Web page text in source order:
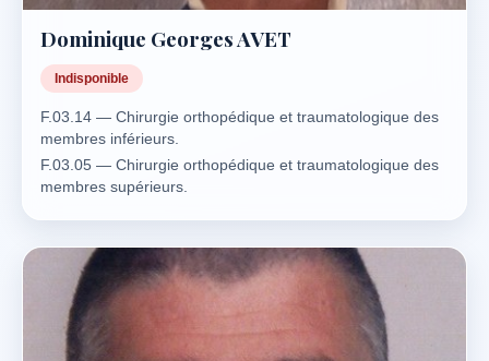
Dominique Georges AVET
Indisponible
F.03.14 — Chirurgie orthopédique et traumatologique des
membres inférieurs.
F.03.05 — Chirurgie orthopédique et traumatologique des
membres supérieurs.